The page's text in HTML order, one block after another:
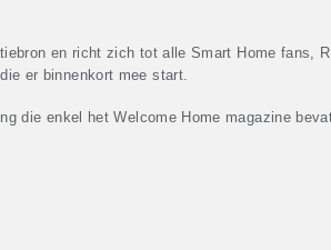
en richt zich tot alle Smart Home fans,
er binnenkort mee start.
die enkel het Welcome Home magazine